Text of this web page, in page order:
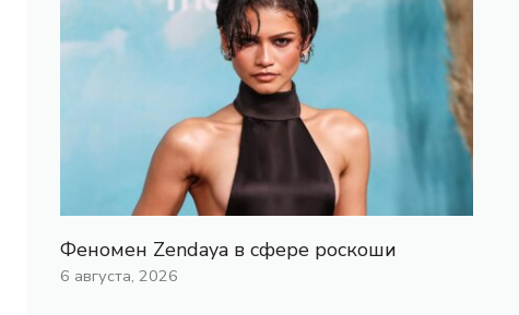
Феномен Zendaya в сфере роскоши
6 августа, 2026